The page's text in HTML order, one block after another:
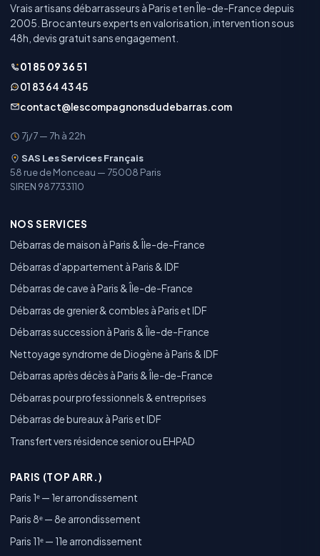
Vrais artisans débarrasseurs à Paris et en Île-de-France depuis
2005. Brocanteurs experts en valorisation, intervention sous
48h, devis gratuit sans engagement.
01 85 09 36 51
01 83 64 43 45
contact@lescompagnonsdudebarras.com
7j/7 — 7h à 22h
SAS Les Services Français
58 rue de Monceau — 75008 Paris
SIREN 987733110
NOS SERVICES
Débarras de maison à Paris & Île-de-France
Débarras d'appartement à Paris & IDF
Débarras de cave à Paris & Île-de-France
Débarras de grenier & combles à Paris et IDF
Débarras succession à Paris & Île-de-France
Nettoyage syndrome de Diogène à Paris & IDF
Débarras après décès à Paris & Île-de-France
Débarras pour professionnels & entreprises
Débarras de bureaux à Paris et IDF
Transfert vers résidence senior ou EHPAD
PARIS (TOP ARR.)
Paris 1ᵉ — 1er arrondissement
Paris 8ᵉ — 8e arrondissement
Paris 11ᵉ — 11e arrondissement